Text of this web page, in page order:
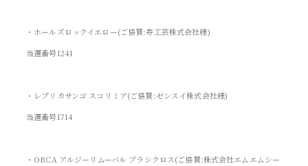
・ホールズロックイエロー(ご協賛:寿工芸株式会社様)
当選番号1241
・レプリカサンゴ スコリミア(ご協賛:ゼンスイ株式会社様)
当選番号1714
・ORCA アルジーリムーバル ブラシクロス(ご協賛:株式会社エムエムシー